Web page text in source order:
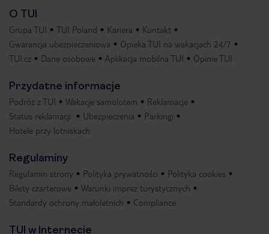
O TUI
Grupa TUI TUI Poland Kariera
Kontakt
Gwarancja ubezpieczeniowa
Opieka TUI na wakacjach 24/7
TUI.cz
Dane osobowe Aplikacja mobilna TUI Opinie TUI
Przydatne informacje
Podróż z TUI Wakacje samolotem
Reklamacje
Status reklamacji
Ubezpieczenia
Parkingi
Hotele przy lotniskach
Regulaminy
Regulamin strony Polityka prywatności
Polityka cookies
Bilety czarterowe
Warunki imprez turystycznych
Standardy ochrony małoletnich
Compliance
TUI w Internecie